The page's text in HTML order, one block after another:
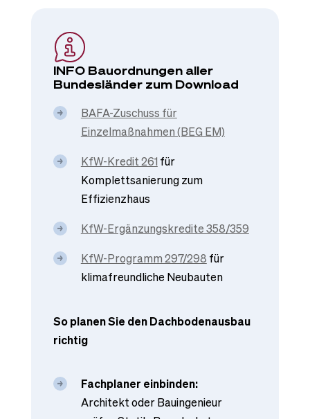
INFO Bauordnungen aller
Bundesländer zum Download
BAFA-Zuschuss für
Einzelmaßnahmen (BEG EM)
KfW-Kredit 261 für
Komplettsanierung zum
Effizienzhaus
KfW-Ergänzungskredite 358/359
KfW-Programm 297/298 für
klimafreundliche Neubauten
So planen Sie den Dachbodenausbau
richtig
Fachplaner einbinden:
Architekt oder Bauingenieur